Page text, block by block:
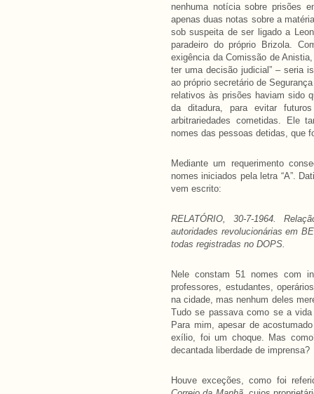
nenhuma notícia sobre prisões
apenas duas notas sobre a
sob suspeita de ser ligado a
paradeiro do próprio Brizola.
exigência da Comissão de
ter uma decisão judicial” – seria
ao próprio secretário de
relativos às prisões haviam sido
da ditadura, para evitar
arbitrariedades cometidas. Ele
nomes das pessoas detidas, que
Mediante um requerimento
nomes iniciados pela letra “A”.
vem escrito:
RELATÓRIO, 30-7-1964.
autoridades revolucionárias em
todas registradas no DOPS.
Nele constam 51 nomes com
professores, estudantes,
na cidade, mas nenhum deles
Tudo se passava como se a
Para mim, apesar de
exílio, foi um choque. Mas
decantada liberdade de imprensa?
Houve exceções, como foi